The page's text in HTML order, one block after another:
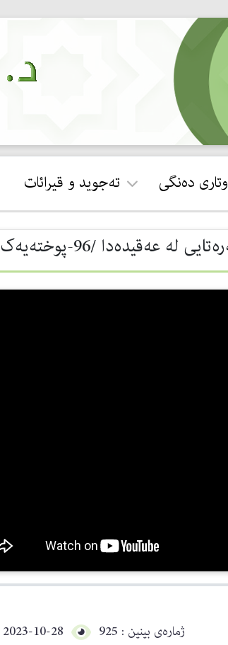
وتاری دەنگی تەجوید و قیرائات
ئجازەی قورئان خوێندن
جوان خوێندنەوەی سوڕەتی
فاتیحە
وتاری ڤیدیۆیی /100 کورتە وانەی سەرەتایی لە عەقیدەدا /96-پوختەیەک
ژمارەی بینین : 925 2023-10-28